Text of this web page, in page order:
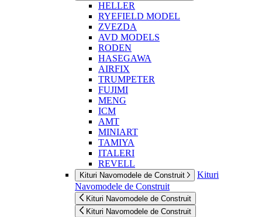
HELLER
RYEFIELD MODEL
ZVEZDA
AVD MODELS
RODEN
HASEGAWA
AIRFIX
TRUMPETER
FUJIMI
MENG
ICM
AMT
MINIART
TAMIYA
ITALERI
REVELL
Kituri Navomodele de Construit
Kituri
Navomodele de Construit
Kituri Navomodele de Construit
Kituri Navomodele de Construit